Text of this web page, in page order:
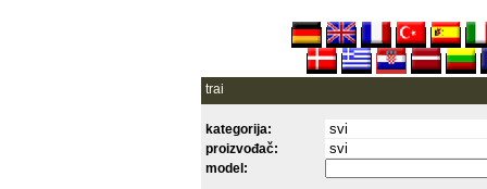
trai
kategorija:
proizvođač:
model: